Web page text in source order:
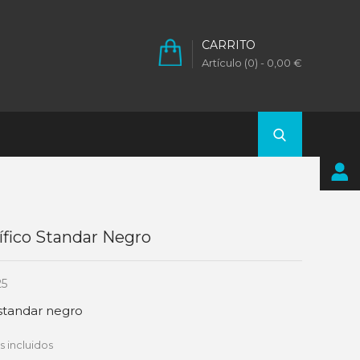
CARRITO
Artículo (0) - 0,00 €
Standar Negro
negro
incluidos